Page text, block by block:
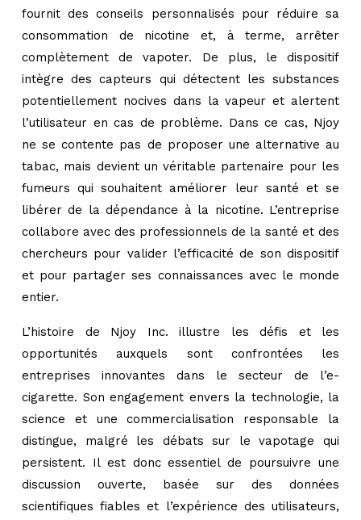
fournit des conseils personnalisés pour réduire sa
consommation de nicotine et, à terme, arrêter
complètement de vapoter. De plus, le dispositif
intègre des capteurs qui détectent les substances
potentiellement nocives dans la vapeur et alertent
l’utilisateur en cas de problème. Dans ce cas, Njoy
ne se contente pas de proposer une alternative au
tabac, mais devient un véritable partenaire pour les
fumeurs qui souhaitent améliorer leur santé et se
libérer de la dépendance à la nicotine. L’entreprise
collabore avec des professionnels de la santé et des
chercheurs pour valider l’efficacité de son dispositif
et pour partager ses connaissances avec le monde
entier.
L’histoire de Njoy Inc. illustre les défis et les
opportunités auxquels sont confrontées les
entreprises innovantes dans le secteur de l’e-
cigarette. Son engagement envers la technologie, la
science et une commercialisation responsable la
distingue, malgré les débats sur le vapotage qui
persistent. Il est donc essentiel de poursuivre une
discussion ouverte, basée sur des données
scientifiques fiables et l’expérience des utilisateurs,